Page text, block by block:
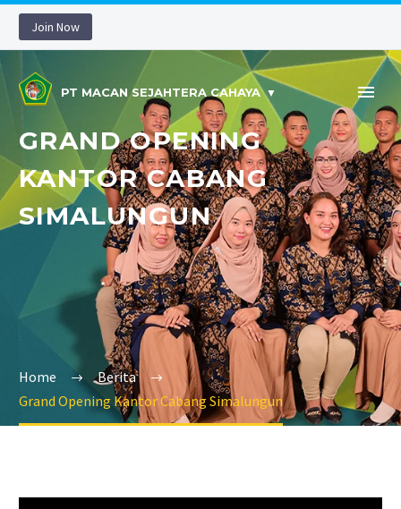
Join Now
PT MACAN SEJAHTERA CAHAYA
GRAND OPENING
KANTOR CABANG
SIMALUNGUN
Home
Berita
Grand Opening Kantor Cabang Simalungun